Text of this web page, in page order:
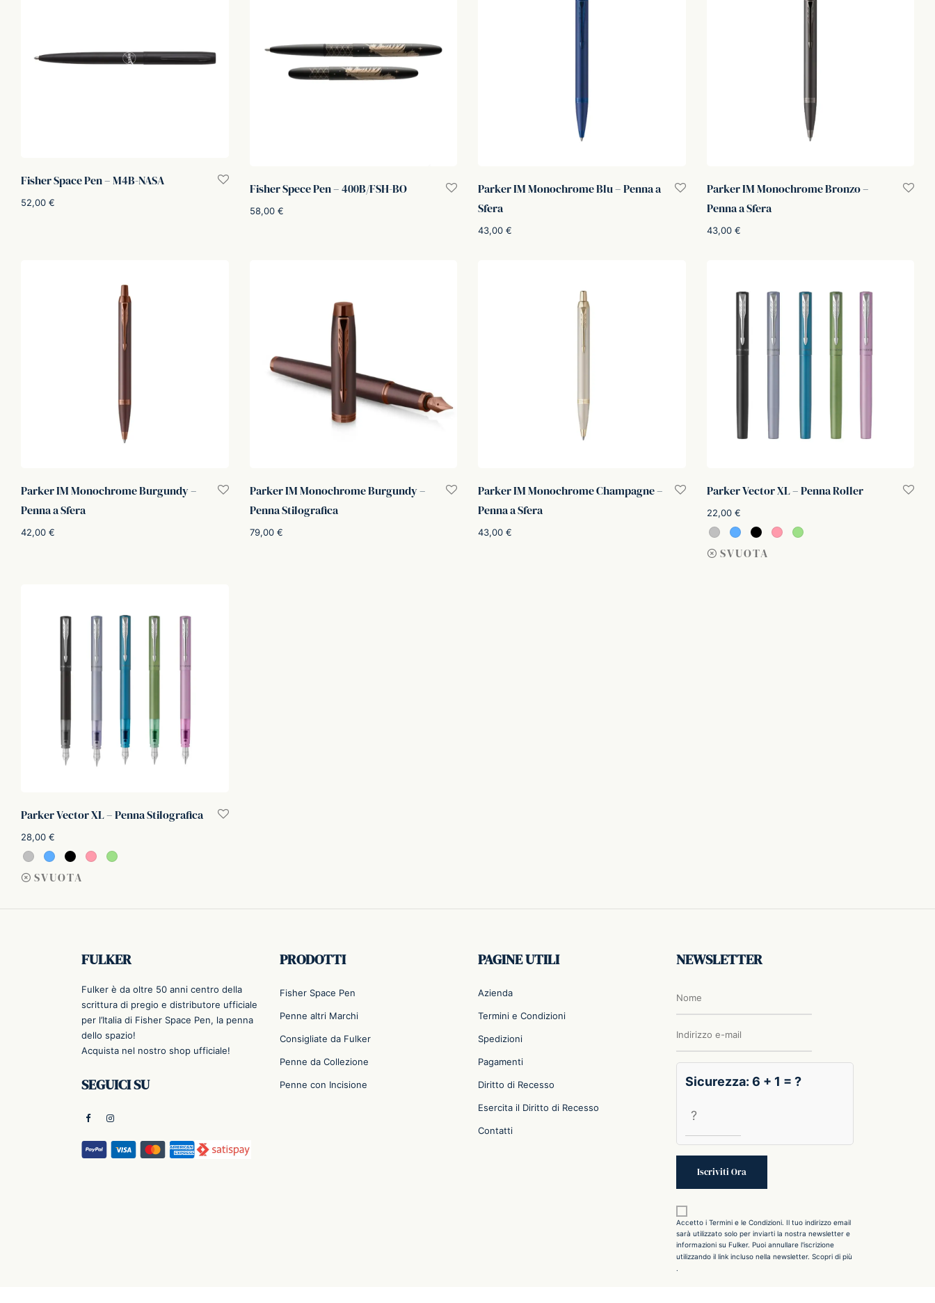
Fisher Space Pen – M4B-NASA
52,00 €
Fisher Spece Pen – 400B/FSH-BO
58,00 €
Parker IM Monochrome Blu – Penna a
Sfera
43,00 €
Parker IM Monochrome Bronzo –
Penna a Sfera
43,00 €
Parker IM Monochrome Burgundy –
Penna a Sfera
42,00 €
Parker IM Monochrome Burgundy –
Penna Stilografica
79,00 €
Parker IM Monochrome Champagne –
Penna a Sfera
43,00 €
Parker Vector XL – Penna Roller
22,00 €
Scegli
SVUOTA
Parker Vector XL – Penna Stilografica
28,00 €
Scegli
SVUOTA
FULKER
Fulker è da oltre 50 anni centro della
scrittura di pregio e distributore ufficiale
per l’Italia di Fisher Space Pen, la penna
dello spazio!
Acquista nel nostro shop ufficiale!
SEGUICI SU
PRODOTTI
Fisher Space Pen
Penne altri Marchi
Consigliate da Fulker
Penne da Collezione
Penne con Incisione
PAGINE UTILI
Azienda
Termini e Condizioni
Spedizioni
Pagamenti
Diritto di Recesso
Esercita il Diritto di Recesso
Contatti
NEWSLETTER
Sicurezza: 6 + 1 = ?
Accetto i Termini e le Condizioni. Il tuo indirizzo email
sarà utilizzato solo per inviarti la nostra newsletter e
informazioni su Fulker. Puoi annullare l'iscrizione
utilizzando il link incluso nella newsletter. Scopri di più
.